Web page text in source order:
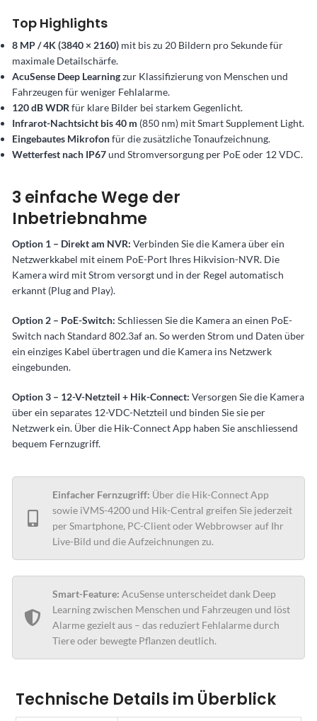
Top Highlights
8 MP / 4K (3840 × 2160) mit bis zu 20 Bildern pro Sekunde für
maximale Detailschärfe.
AcuSense Deep Learningzur Klassifizierung von Menschen und
Fahrzeugen für weniger Fehlalarme.
120 dB WDR für klare Bilder bei starkem Gegenlicht.
Infrarot-Nachtsicht bis 40 m (850 nm) mit Smart Supplement Light.
Eingebautes Mikrofonfür die zusätzliche Tonaufzeichnung.
Wetterfest nach IP67und Stromversorgung per PoE oder 12 VDC.
3 einfache Wege der
Inbetriebnahme
Option 1 – Direkt am NVR: Verbinden Sie die Kamera über ein
Netzwerkkabel mit einem PoE-Port Ihres Hikvision-NVR. Die
Kamera wird mit Strom versorgt und in der Regel automatisch
erkannt (Plug and Play).
Option 2 – PoE-Switch: Schliessen Sie die Kamera an einen PoE-
Switch nach Standard 802.3af an. So werden Strom und Daten über
ein einziges Kabel übertragen und die Kamera ins Netzwerk
eingebunden.
Option 3 – 12-V-Netzteil + Hik-Connect: Versorgen Sie die Kamera
über ein separates 12-VDC-Netzteil und binden Sie sie per
Netzwerk ein. Über die Hik-Connect App haben Sie anschliessend
bequem Fernzugriff.
Einfacher Fernzugriff: Über die Hik-Connect App
sowie iVMS-4200 und Hik-Central greifen Sie jederzeit
per Smartphone, PC-Client oder Webbrowser auf Ihr
Live-Bild und die Aufzeichnungen zu.
Smart-Feature: AcuSense unterscheidet dank Deep
Learning zwischen Menschen und Fahrzeugen und löst
Alarme gezielt aus – das reduziert Fehlalarme durch
Tiere oder bewegte Pflanzen deutlich.
Technische Details im Überblick